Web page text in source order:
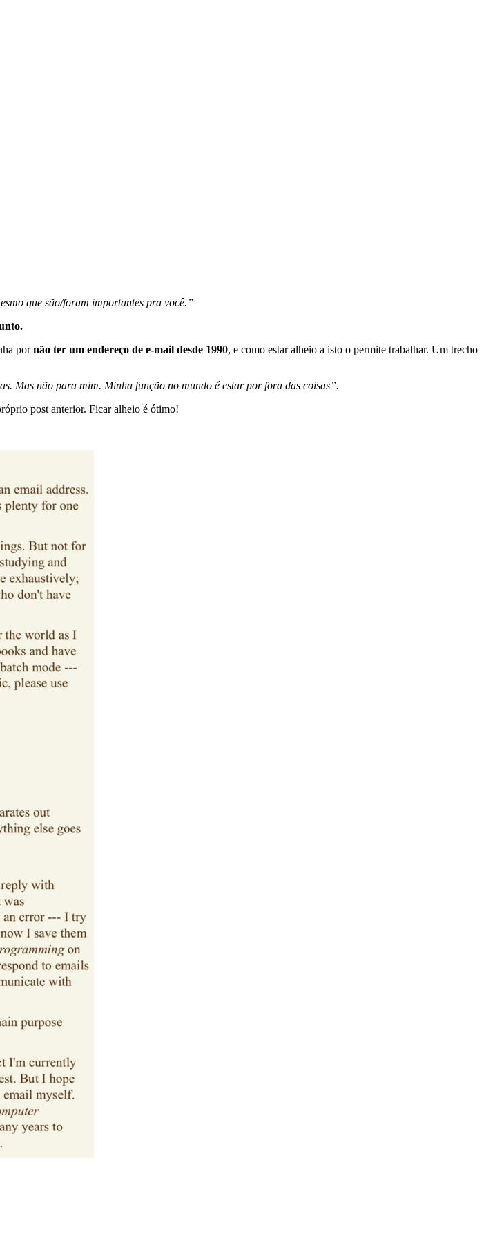
que são/foram importantes pra você.”
pornão ter um endereço de e-mail desde 1990, e como estar alheio a isto o permite trabalhar. Um trecho
Mas não para mim. Minha função no mundo é estar por fora das coisas”.
post anterior. Ficar alheio é ótimo!